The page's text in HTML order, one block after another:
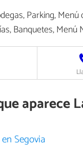
Parking,
Banquetes,
aparece
Segovia